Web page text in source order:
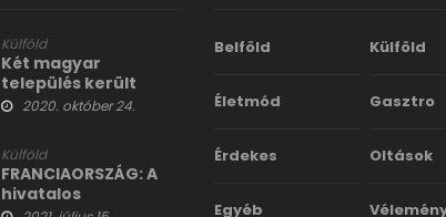
Külföld
Két magyar
település került
vesztegzár alá
2020. október 24.
Külföld
FRANCIAORSZÁG: A
hivatalos
Belföld Külföld
Életmód Gasztro
Érdekes Oltások
Egyéb